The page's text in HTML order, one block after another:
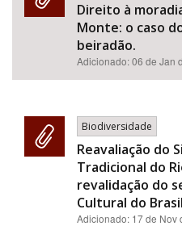
Direito à
Monte: o caso
beiradão.
Adicionado:06 de Jan
Biodiversidade
Reavaliação do
Tradicional do
revalidação do
Cultural do
Adicionado: 17 de Nov